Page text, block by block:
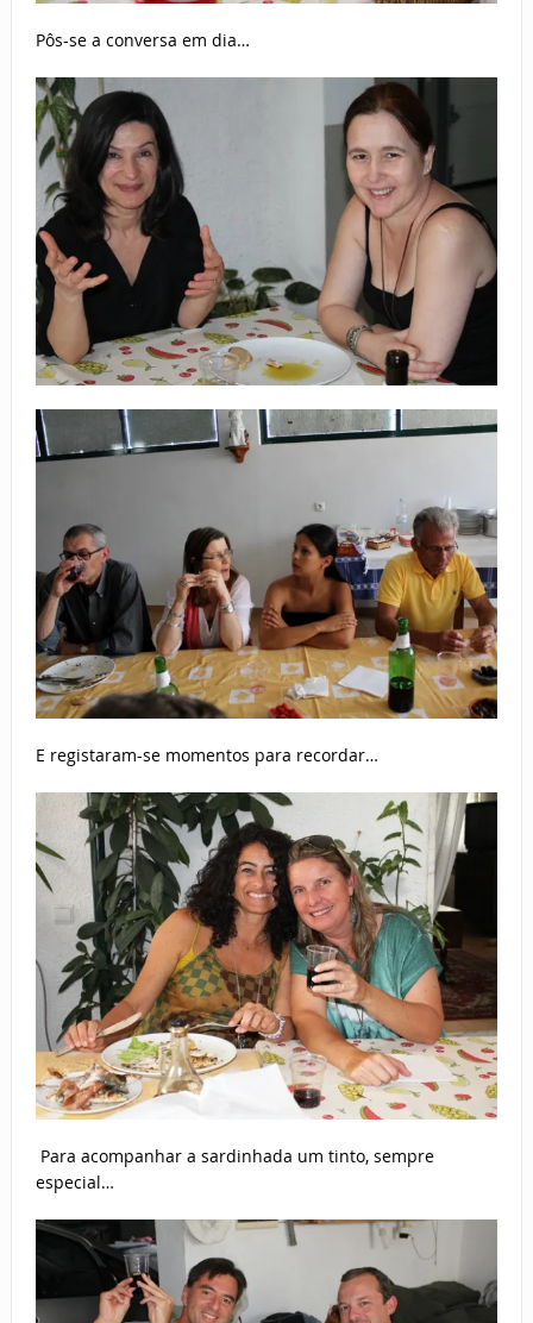
Pôs-se a conversa em dia…
E registaram-se momentos para recordar…
Para acompanhar a sardinhada um tinto, sempre
especial…